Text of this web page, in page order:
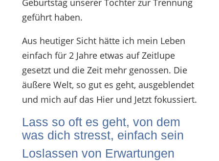
Geburtstag unserer Tochter zur Trennung
geführt haben.
Aus heutiger Sicht hätte ich mein Leben
einfach für 2 Jahre etwas auf Zeitlupe
gesetzt und die Zeit mehr genossen. Die
äußere Welt, so gut es geht, ausgeblendet
und mich auf das Hier und Jetzt fokussiert.
Lass so oft es geht, von dem
was dich stresst, einfach sein
Loslassen von Erwartungen